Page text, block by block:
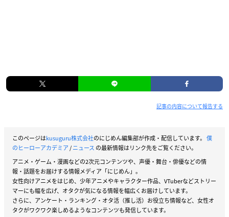
記事の内容について報告する
このページはkusuguru株式会社のにじめん編集部が作成・配信しています。 僕
のヒーローアカデミア/ニュース の最新情報はリンク先をご覧ください。
アニメ・ゲーム・漫画などの2次元コンテンツや、声優・舞台・俳優などの情
報・話題をお届けする情報メディア「にじめん」。
女性向けアニメをはじめ、少年アニメやキャラクター作品、VTuberなどストリー
マーにも幅を広げ、オタクが気になる情報を幅広くお届けしています。
さらに、アンケート・ランキング・オタ活（推し活）お役立ち情報など、女性オ
タクがワクワク楽しめるようなコンテンツも発信しています。